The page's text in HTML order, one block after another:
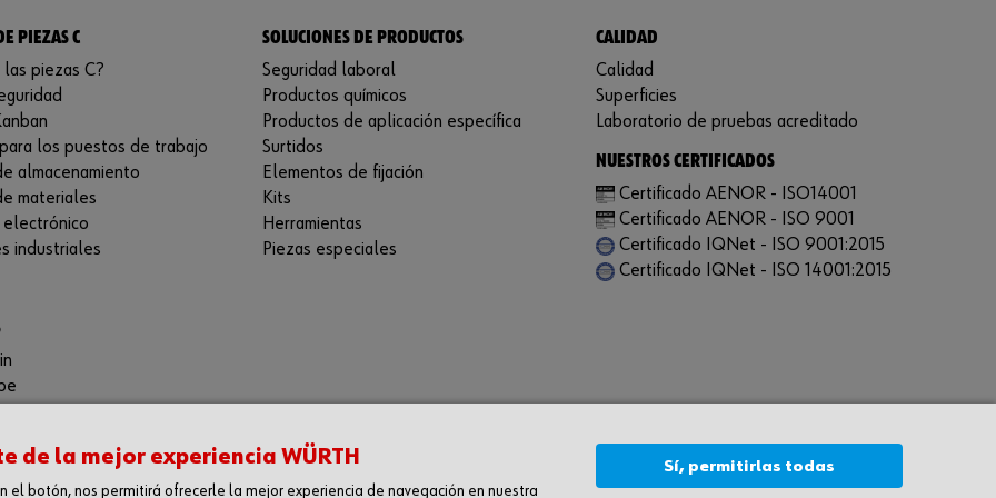
PIEZAS C
las piezas C?
los puestos de trabajo
almacenamiento
materiales
electrónico
industriales
SOLUCIONES DE PRODUCTOS
Seguridad laboral
Productos químicos
Productos de aplicación específica
Surtidos
Elementos de fijación
Kits
Herramientas
Piezas especiales
CALIDAD
Calidad
Superficies
Laboratorio de pruebas acreditado
NUESTROS CERTIFICADOS
Certificado AENOR - ISO14001
Certificado AENOR - ISO 9001
Certificado IQNet - ISO 9001:2015
Certificado IQNet - ISO 14001:2015
descargas
de la mejor experiencia WÜRTH
el botón, nos permitirá ofrecerle la mejor experiencia de navegación en nuestra
Sí, permitirlas todas